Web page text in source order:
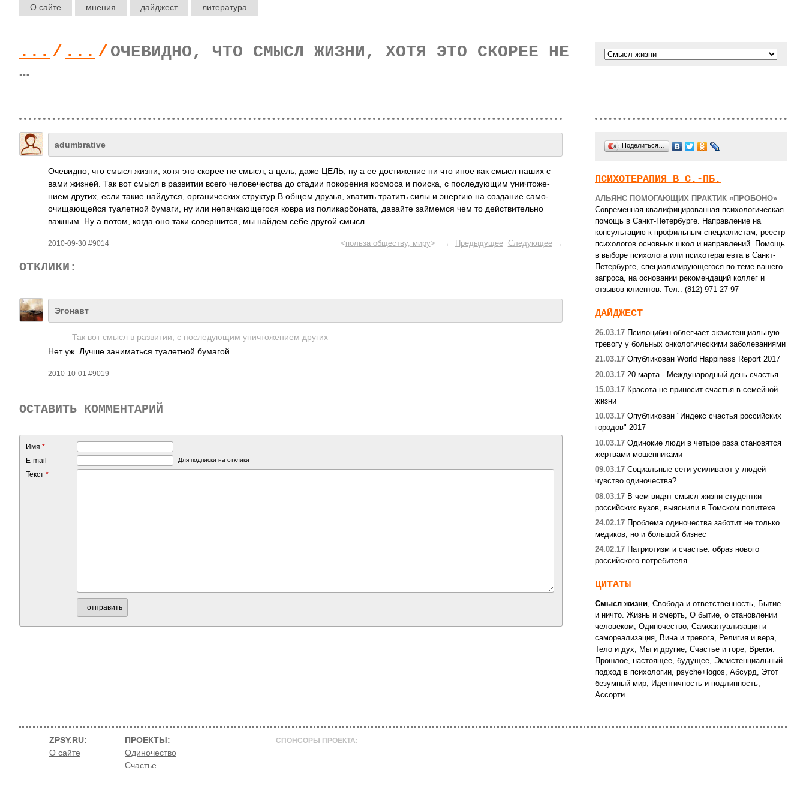
О сайте мнения дайджест литература
... / ... / ОЧЕВИДНО, ЧТО СМЫСЛ ЖИЗНИ, ХОТЯ ЭТО СКОРЕЕ НЕ
…
adumbrative
Очев­идно, что смысл жизни, хотя это скорее не смысл, а цель, даже ЦЕЛЬ, ну а ее дост­ижение ни что иное как смысл наших с
вами жизней. Так вот смысл в разв­итии всего чело­вече­ства до стадии поко­рения космоса и поиска, с посл­едую­щим унич­тоже­
нием других, если такие найд­утся, орга­ниче­ских стру­ктур.В общем друзья, хватить тратить силы и энергию на созд­ание само­
очищ­ающе­йся туал­етной бумаги, ну или непа­чкаю­щегося ковра из поли­карб­оната, давайте займ­емся чем то дейс­твит­ельно
важным. Ну а потом, когда оно таки сове­ршит­ся, мы найдем себе другой смысл.
2010-09-30 #9014 <польза обществу, миру> ← Предыдущее Следующее→
ОТКЛИКИ:
Эгонавт
Так вот смысл в разв­итии, с посл­едую­щим унич­тоже­нием других
Нет уж. Лучше зани­маться туал­етной бума­гой.
2010-10-01 #9019
ОСТАВИТЬ КОММЕНТАРИЙ
Имя *
E-mail
Для подписки на отклики
Текст *
отправить
Поделиться…
ПСИХОТЕРАПИЯ В С.-ПБ.
АЛЬЯНС ПОМОГАЮЩИХ ПРАКТИК «ПРОБОНО»
Современная квалифицированная психологическая
помощь в Санкт-Петербурге. Направление на
консультацию к профильным специалистам, реестр
психологов основных школ и направлений. Помощь
в выборе психолога или психотерапевта в Санкт-
Петербурге, специализирующегося по теме вашего
запроса, на основании рекомендаций коллег и
отзывов клиентов. Тел.: (812) 971-27-97
ДАЙДЖЕСТ
26.03.17 Псилоцибин облегчает экзистенциальную
тревогу у больных онкологическими заболеваниями
21.03.17 Опубликован World Happiness Report 2017
20.03.17 20 марта - Международный день счастья
15.03.17 Красота не приносит счастья в семейной
жизни
10.03.17 Опубликован "Индекс счастья российских
городов" 2017
10.03.17 Одинокие люди в четыре раза становятся
жертвами мошенниками
09.03.17 Социальные сети усиливают у людей
чувство одиночества?
08.03.17 В чем видят смысл жизни студентки
российских вузов, выяснили в Томском политехе
24.02.17 Проблема одиночества заботит не только
медиков, но и большой бизнес
24.02.17 Патриотизм и счастье: образ нового
российского потребителя
ЦИТАТЫ
Смысл жизни, Свобода и ответственность, Бытие
и ничто. Жизнь и смерть, О бытие, о становлении
человеком, Одиночество, Самоактуализация и
самореализация, Вина и тревога, Религия и вера,
Тело и дух, Мы и другие, Счастье и горе, Время.
Прошлое, настоящее, будущее, Экзистенциальный
подход в психологии, psyche+logos, Абсурд, Этот
безумный мир, Идентичность и подлинность,
Ассорти
ZPSY.RU:
О сайте
ПРОЕКТЫ:
Одиночество
Счастье
СПОНСОРЫ ПРОЕКТА: